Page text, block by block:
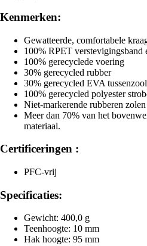
Kenmerken:
Gewatteerde, comfortabele
100% RPET verstevigingsband
100% gerecyclede voering
30% gerecycled rubber
30% gerecycled EVA tussenzool
100% gerecycled polyester
Niet-markerende rubberen zolen
Meer dan 70% van het
materiaal.
Certificeringen :
PFC-vrij
Specificaties:
Gewicht: 400,0 g
Teenhoogte: 10 mm
Hak hoogte: 95 mm